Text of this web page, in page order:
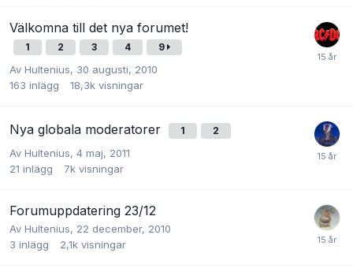
Välkomna till det nya forumet!
1 2 3 4 9
Av Hultenius, 30 augusti, 2010
163 inlägg 18,3k visningar
Nya globala moderatorer 1 2
Av Hultenius, 4 maj, 2011
21 inlägg 7k visningar
Forumuppdatering 23/12
Av Hultenius, 22 december, 2010
3 inlägg 2,1k visningar